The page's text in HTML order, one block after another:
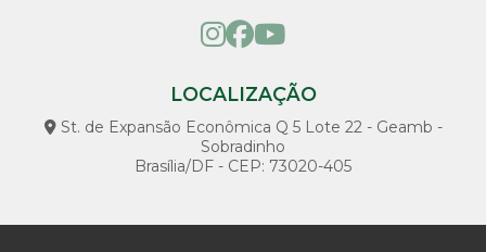
Manutenção de bomba de poço artesiano
Manutenção de bomba submersa
LOCALIZAÇÃO
St. de Expansão Econômica Q 5 Lote 22 - Geamb -
Sobradinho
Brasília/DF - CEP: 73020-405